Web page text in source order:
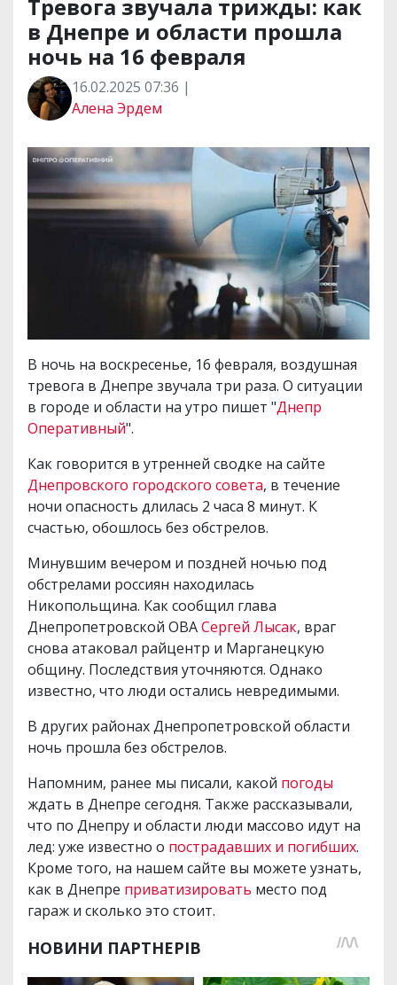
Тревога звучала трижды: как
в Днепре и области прошла
ночь на 16 февраля
16.02.2025 07:36 |
Алена Эрдем
В ночь на воскресенье, 16 февраля, воздушная
тревога в Днепре звучала три раза. О ситуации
в городе и области на утро пишет "Днепр
Оперативный".
Как говорится в утренней сводке на сайте
Днепровского городского совета, в течение
ночи опасность длилась 2 часа 8 минут. К
счастью, обошлось без обстрелов.
Минувшим вечером и поздней ночью под
обстрелами россиян находилась
Никопольщина. Как сообщил глава
Днепропетровской ОВАСергей Лысак, враг
снова атаковал райцентр и Марганецкую
общину. Последствия уточняются. Однако
известно, что люди остались невредимыми.
В других районах Днепропетровской области
ночь прошла без обстрелов.
Напомним, ранее мы писали, какой погоды
ждать в Днепре сегодня. Также рассказывали,
что по Днепру и области люди массово идут на
лед: уже известно о пострадавших и погибших.
Кроме того, на нашем сайте вы можете узнать,
как в Днепре приватизировать место под
гараж и сколько это стоит.